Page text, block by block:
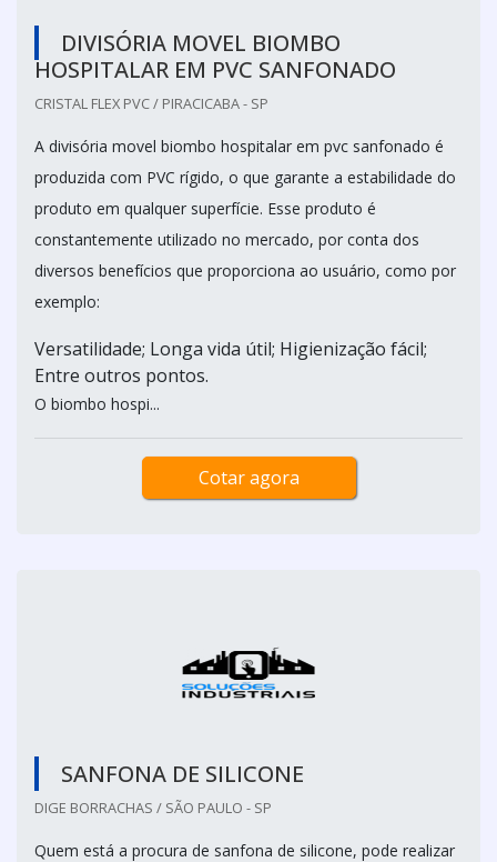
DIVISÓRIA MOVEL BIOMBO
HOSPITALAR EM PVC SANFONADO
CRISTAL FLEX PVC / PIRACICABA - SP
A divisória movel biombo hospitalar em pvc sanfonado é
produzida com PVC rígido, o que garante a estabilidade do
produto em qualquer superfície. Esse produto é
constantemente utilizado no mercado, por conta dos
diversos benefícios que proporciona ao usuário, como por
exemplo:
Versatilidade; Longa vida útil; Higienização fácil;
Entre outros pontos.
O biombo hospi...
Cotar agora
SANFONA DE SILICONE
DIGE BORRACHAS / SÃO PAULO - SP
Quem está a procura de sanfona de silicone, pode realizar